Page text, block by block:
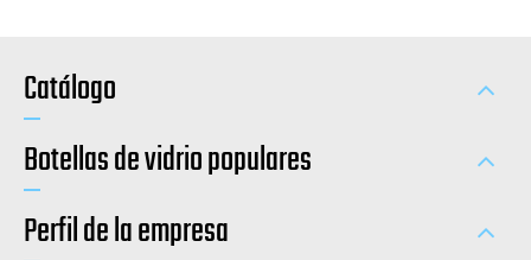
Catálogo
Botellas de vidrio populares
Perfil de la empresa